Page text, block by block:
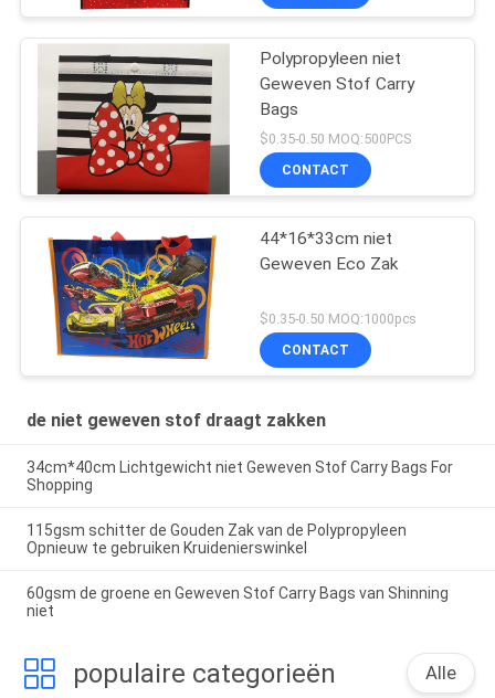
Polypropyleen niet
Geweven Stof Carry
Bags
$0.35-0.50 MOQ:500PCS
CONTACT
44*16*33cm niet
Geweven Eco Zak
$0.35-0.50 MOQ:1000pcs
CONTACT
de niet geweven stof draagt zakken
34cm*40cm Lichtgewicht niet Geweven Stof Carry Bags For
Shopping
115gsm schitter de Gouden Zak van de Polypropyleen
Opnieuw te gebruiken Kruidenierswinkel
60gsm de groene en Geweven Stof Carry Bags van Shinning
niet
populaire categorieën Alle